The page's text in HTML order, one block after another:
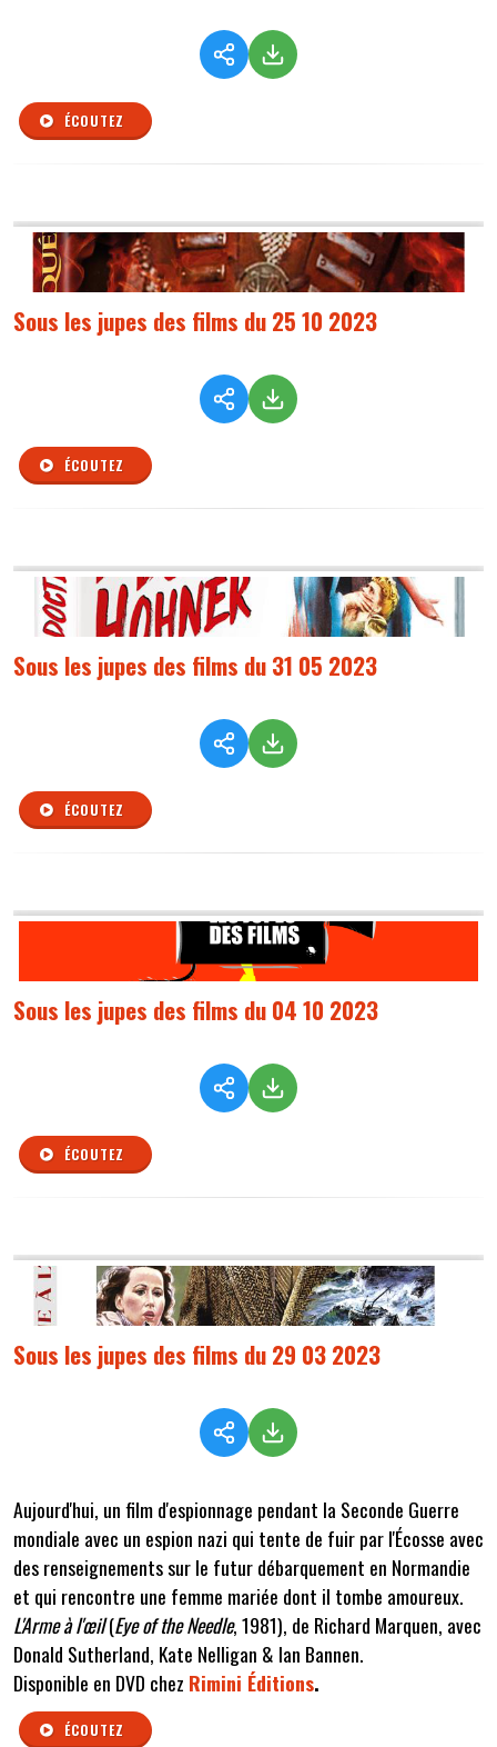
ÉCOUTEZ
Sous les jupes des films du 25 10 2023
ÉCOUTEZ
Sous les jupes des films du 31 05 2023
ÉCOUTEZ
Sous les jupes des films du 04 10 2023
ÉCOUTEZ
Sous les jupes des films du 29 03 2023
Aujourd'hui, un film d'espionnage pendant la Seconde Guerre
mondiale avec un espion nazi qui tente de fuir par l'Écosse avec
des renseignements sur le futur débarquement en Normandie
et qui rencontre une femme mariée dont il tombe amoureux.
L'Arme à l'œil(Eye of the Needle, 1981), de Richard Marquen, avec
Donald Sutherland, Kate Nelligan & Ian Bannen.
Disponible en DVD chez Rimini Éditions.
ÉCOUTEZ